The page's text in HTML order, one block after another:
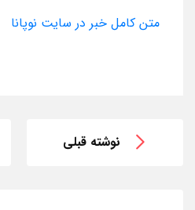
متن کامل خبر در سایت نوپانا
نوشته قبلی